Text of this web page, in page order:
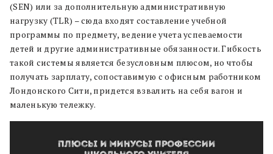
(SEN) или за дополнительную административную
нагрузку (TLR) – сюда входят составление учебной
программы по предмету, ведение учета успеваемости
детей и другие административные обязанности. Гибкость
такой системы является безусловным плюсом, но чтобы
получать зарплату, сопоставимую с офисным работником
Лондонского Сити, придется взвалить на себя вагон и
маленькую тележку.